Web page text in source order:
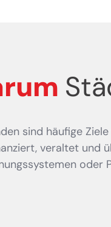
sind häufige
veraltet und
oder